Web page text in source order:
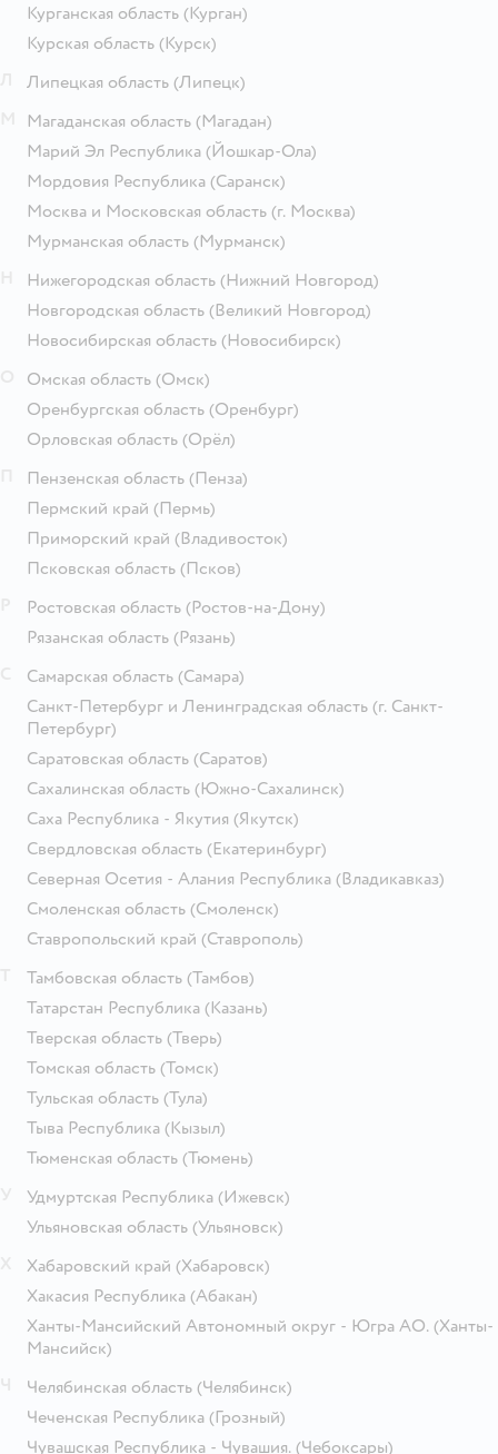
Курганская область (Курган)
Курская область (Курск)
Липецкая область (Липецк)
Магаданская область (Магадан)
Марий Эл Республика (Йошкар-Ола)
Мордовия Республика (Саранск)
Москва и Московская область (г. Москва)
Мурманская область (Мурманск)
Нижегородская область (Нижний Новгород)
Новгородская область (Великий Новгород)
Новосибирская область (Новосибирск)
Омская область (Омск)
Оренбургская область (Оренбург)
Орловская область (Орёл)
Пензенская область (Пенза)
Пермский край (Пермь)
Приморский край (Владивосток)
Псковская область (Псков)
Ростовская область (Ростов-на-Дону)
Рязанская область (Рязань)
Самарская область (Самара)
Санкт-Петербург и Ленинградская область (г. Санкт-
Петербург)
Саратовская область (Саратов)
Сахалинская область (Южно-Сахалинск)
Саха Республика - Якутия (Якутск)
Свердловская область (Екатеринбург)
Северная Осетия - Алания Республика (Владикавказ)
Смоленская область (Смоленск)
Ставропольский край (Ставрополь)
Тамбовская область (Тамбов)
Татарстан Республика (Казань)
Тверская область (Тверь)
Томская область (Томск)
Тульская область (Тула)
Тыва Республика (Кызыл)
Тюменская область (Тюмень)
Удмуртская Республика (Ижевск)
Ульяновская область (Ульяновск)
Хабаровский край (Хабаровск)
Хакасия Республика (Абакан)
Ханты-Мансийский Автономный округ - Югра АО. (Ханты-
Мансийск)
Челябинская область (Челябинск)
Чеченская Республика (Грозный)
Чувашская Республика - Чувашия. (Чебоксары)